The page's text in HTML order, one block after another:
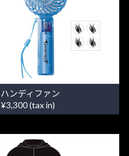
ハンディファン
¥3,300 (tax in)